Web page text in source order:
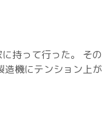
持って行った。 その
造機にテンション上が